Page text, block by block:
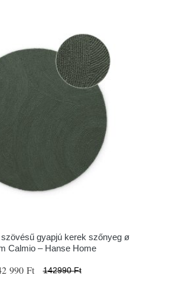
gyapjú kerek szőnyeg ø
Calmio – Hanse Home
990 Ft 142990 Ft